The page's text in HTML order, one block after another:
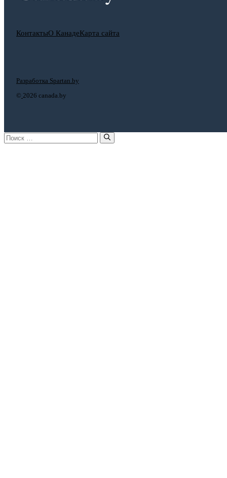
КонтактыО КанадеКарта сайта
© 2026 canada.by
Разработка Spartan.by
Поиск: